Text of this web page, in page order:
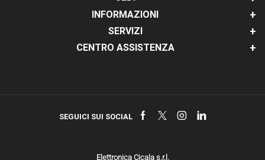
INFORMAZIONI
SERVIZI
CENTRO ASSISTENZA
SEGUICI SUI SOCIAL Facebook
TwitterInstagram
Linkedin
Elettronica Cicala s.r.l.